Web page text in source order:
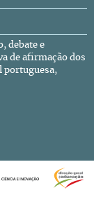
debate e
de afirmação dos
portuguesa,